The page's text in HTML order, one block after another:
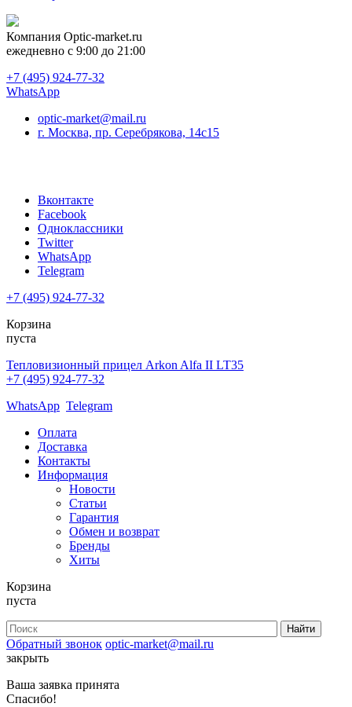
Компания Optic-market.ru
ежедневно с 9:00 до 21:00
+7 (495) 924-77-32
WhatsApp
optic-market@mail.ru
г. Москва, пр. Серебрякова, 14с15
Вконтакте
Facebook
Одноклассники
Twitter
WhatsApp
Telegram
+7 (495) 924-77-32
Корзина
пуста
Тепловизионный прицел Arkon Alfa II LT35
+7 (495) 924-77-32
WhatsApp Telegram
Оплата
Доставка
Контакты
Информация
Новости
Статьи
Гарантия
Обмен и возврат
Бренды
Хиты
Корзина
пуста
Обратный звонок optic-market@mail.ru
закрыть
Ваша заявка принята
Спасибо!